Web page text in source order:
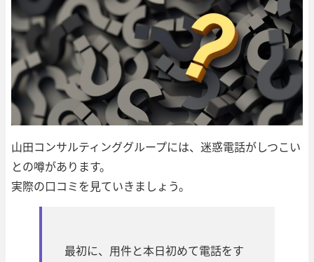
山田コンサルティンググループには、迷惑電話がしつこい
との噂があります。
実際の口コミを見ていきましょう。
最初に、用件と本日初めて電話をす